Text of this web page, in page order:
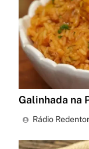
Galinhada na
Rádio Redentor